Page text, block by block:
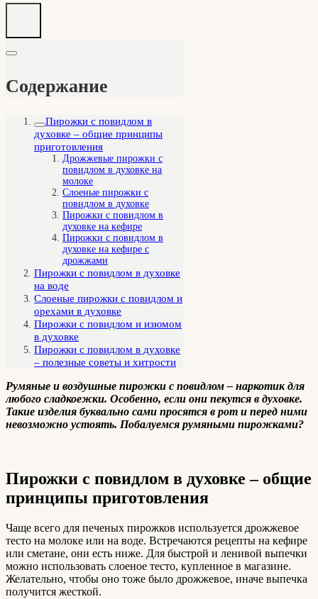
Содержание
Пирожки с повидлом в
духовке – общие принципы
приготовления
Дрожжевые пирожки с
повидлом в духовке на
молоке
Слоеные пирожки с
повидлом в духовке
Пирожки с повидлом в
духовке на кефире
Пирожки с повидлом в
духовке на кефире с
дрожжами
Пирожки с повидлом в духовке
на воде
Слоеные пирожки с повидлом и
орехами в духовке
Пирожки с повидлом и изюмом
в духовке
Пирожки с повидлом в духовке
– полезные советы и хитрости
Румяные и воздушные пирожки с повидлом – наркотик для
любого сладкоежки. Особенно, если они пекутся в духовке.
Такие изделия буквально сами просятся в рот и перед ними
невозможно устоять. Побалуемся румяными пирожками?
Пирожки с повидлом в духовке – общие
принципы приготовления
Чаще всего для печеных пирожков используется дрожжевое
тесто на молоке или на воде. Встречаются рецепты на кефире
или сметане, они есть ниже. Для быстрой и ленивой выпечки
можно использовать слоеное тесто, купленное в магазине.
Желательно, чтобы оно тоже было дрожжевое, иначе выпечка
получится жесткой.